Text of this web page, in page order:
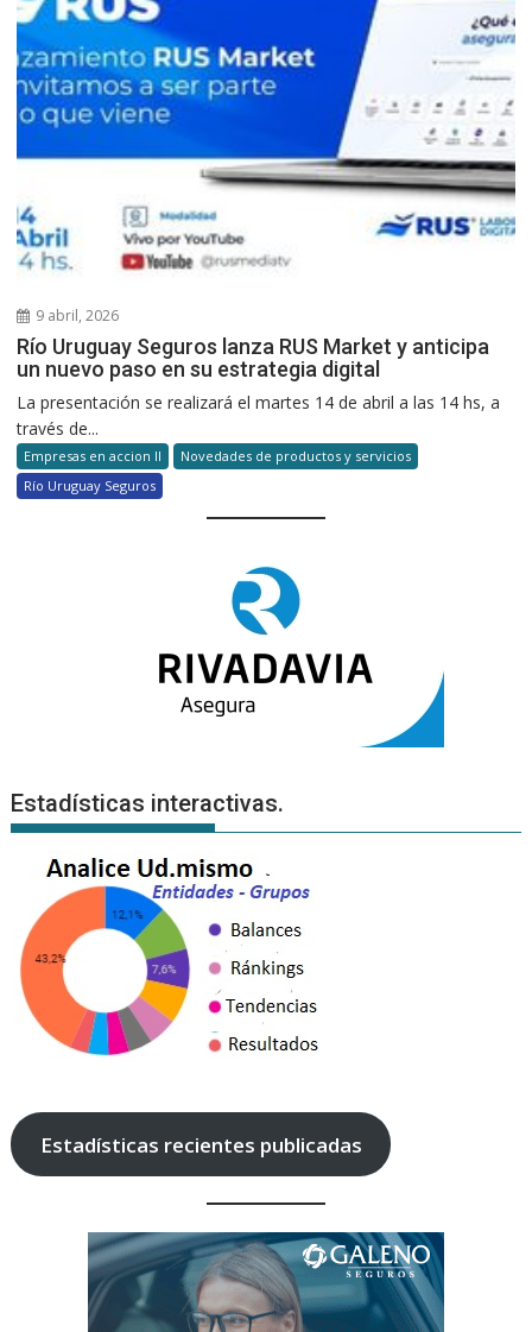
9 abril, 2026
Río Uruguay Seguros lanza RUS Market y anticipa
un nuevo paso en su estrategia digital
La presentación se realizará el martes 14 de abril a las 14 hs, a
través de...
Empresas en accion II
Novedades de productos y servicios
Río Uruguay Seguros
Estadísticas interactivas.
Estadísticas recientes publicadas